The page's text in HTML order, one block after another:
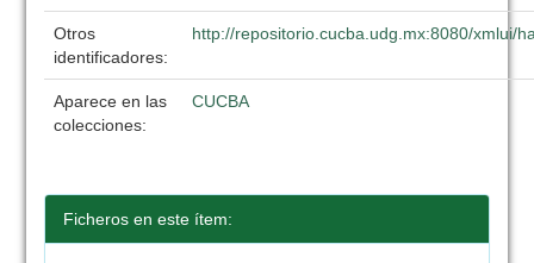
Otros
identificadores:
http://repositorio.cucba.udg.mx:8080/xmlui/
Aparece en las
colecciones:
CUCBA
Ficheros en este ítem: